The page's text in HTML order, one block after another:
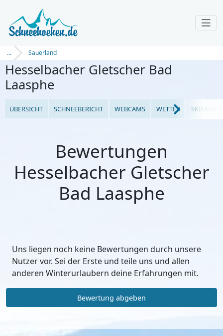
... Sauerland
Hesselbacher Gletscher Bad
Laasphe
ÜBERSICHT SCHNEEBERICHT WEBCAMS WETTER
Bewertungen
Hesselbacher Gletscher
Bad Laasphe
Uns liegen noch keine Bewertungen durch unsere
Nutzer vor. Sei der Erste und teile uns und allen
anderen Winterurlaubern deine Erfahrungen mit.
Bewertung abgeben